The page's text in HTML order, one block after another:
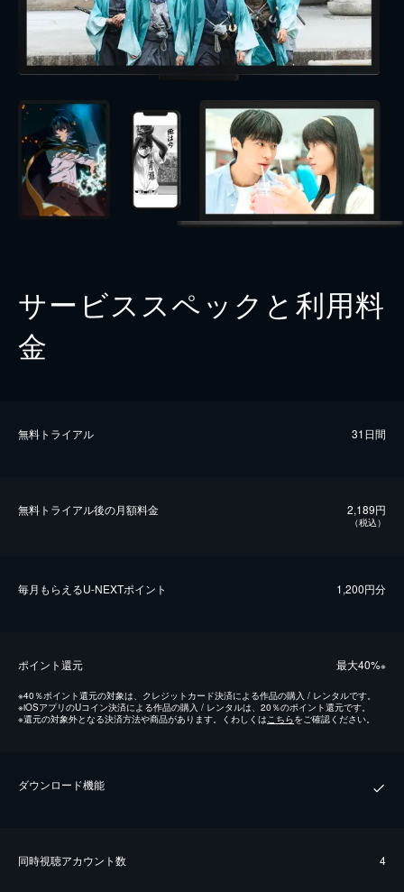
サービススペックと利用料
金
無料トライアル 31日間
無料トライアル後の⽉額料金 2,189円
（税込）
毎⽉もらえるU-NEXTポイント 1,200円分
ポイント還元 最⼤40%※
※40％ポイント還元の対象は、クレジットカード決済による作品の購入 / レンタルです。
※iOSアプリのUコイン決済による作品の購入 / レンタルは、20％のポイント還元です。
※還元の対象外となる決済方法や商品があります。くわしくはこちらをご確認ください。
ダウンロード機能
同時視聴アカウント数 4